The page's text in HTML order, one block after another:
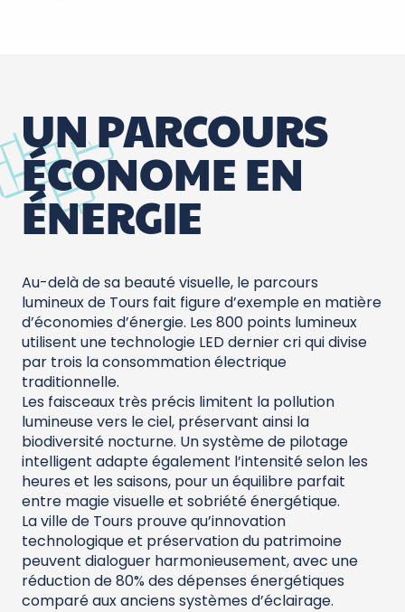
UN PARCOURS
ÉCONOME EN
ÉNERGIE
Au-delà de sa beauté visuelle, le parcours
lumineux de Tours fait figure d’exemple en matière
d’économies d’énergie. Les 800 points lumineux
utilisent une technologie LED dernier cri qui divise
par trois la consommation électrique
traditionnelle.
Les faisceaux très précis limitent la pollution
lumineuse vers le ciel, préservant ainsi la
biodiversité nocturne. Un système de pilotage
intelligent adapte également l’intensité selon les
heures et les saisons, pour un équilibre parfait
entre magie visuelle et sobriété énergétique.
La ville de Tours prouve qu’innovation
technologique et préservation du patrimoine
peuvent dialoguer harmonieusement, avec une
réduction de 80% des dépenses énergétiques
comparé aux anciens systèmes d’éclairage.